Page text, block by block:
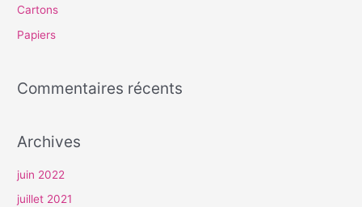
r
:
Cartons
Papiers
Commentaires récents
Archives
juin 2022
juillet 2021